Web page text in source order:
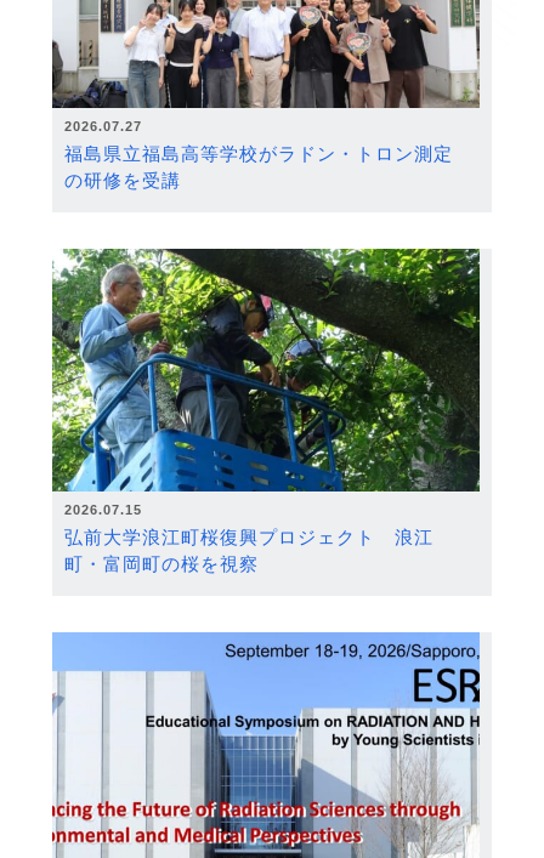
2026.07.27
福島県立福島高等学校がラドン・トロン測定
の研修を受講
2026.07.15
弘前大学浪江町桜復興プロジェクト 浪江
町・富岡町の桜を視察